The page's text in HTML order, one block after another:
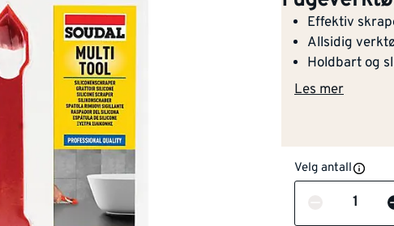
Effektiv
Allsidig
Holdbart og
Les mer
Velg antall
Antall